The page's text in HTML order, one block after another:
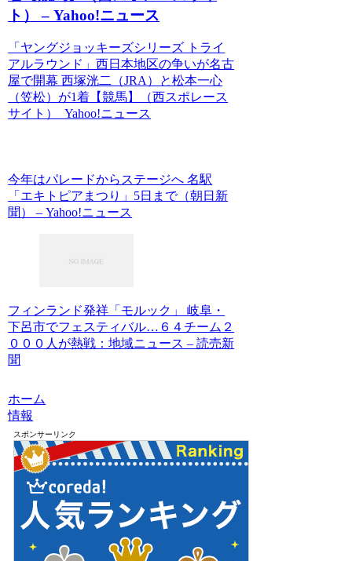
ト） – Yahoo!ニュース
「ヤングジョッキーズシリーズ トライ
アルラウンド」西日本地区の争いが名古
屋で開幕 西塚洸二（JRA）と松本一心
（笠松）が1着【競馬】（西スポレース
サイト） Yahoo!ニュース
今年はパレードからステージへ 名駅
「エキトピアまつり」5日まで（朝日新
聞） – Yahoo!ニュース
フィンランド発祥「モルック」 岐阜・
下呂市でフェスティバル…６４チーム２
０００人が熱戦：地域ニュース – 読売新
聞
ホーム
情報
スポンサーリンク